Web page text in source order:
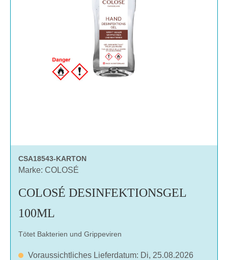
CSA18543-KARTON
Marke: COLOSÉ
COLOSÉ DESINFEKTIONSGEL
100ML
Tötet Bakterien und Grippeviren
Voraussichtliches Lieferdatum: Di, 25.08.2026